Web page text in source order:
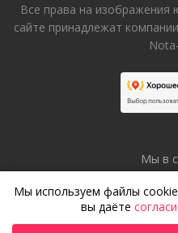
Все права на изображения
сайте принадлежат
Мы в
Мы используем файлы
вы даёте